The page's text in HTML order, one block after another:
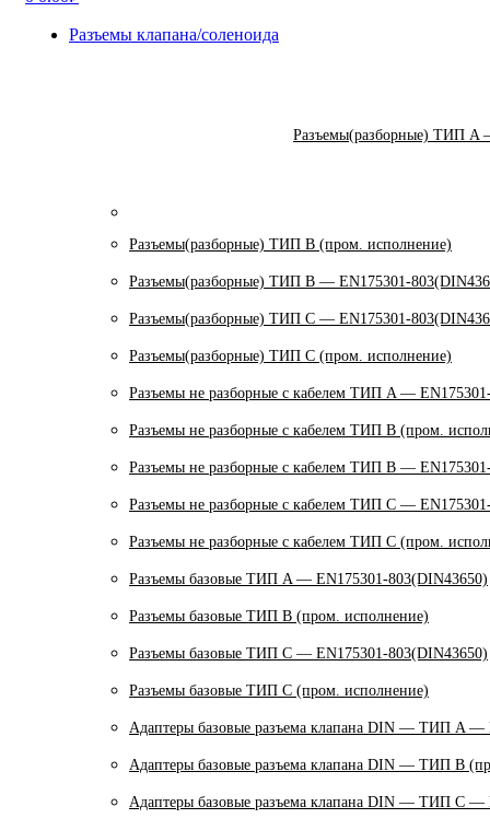
Разъемы клапана/соленоида
Разъемы(разборные) ТИП A
Разъемы(разборные) ТИП В (пром. исполнение)
Разъемы(разборные) ТИП B — EN175301-
Разъемы(разборные) ТИП C — EN175301-
Разъемы(разборные) ТИП С (пром. исполнение)
Разъемы не разборные с кабелем ТИП A —
Разъемы не разборные с кабелем ТИП B (пром.
Разъемы не разборные с кабелем ТИП B —
Разъемы не разборные с кабелем ТИП C —
Разъемы не разборные с кабелем ТИП C (пром.
Разъемы базовые ТИП A — EN175301-803(DIN43650)
Разъемы базовые ТИП В (пром. исполнение)
Разъемы базовые ТИП C — EN175301-803(DIN43650)
Разъемы базовые ТИП C (пром. исполнение)
Адаптеры базовые разъема клапана DIN — ТИП A —
Адаптеры базовые разъема клапана DIN — ТИП B
Адаптеры базовые разъема клапана DIN — ТИП C —